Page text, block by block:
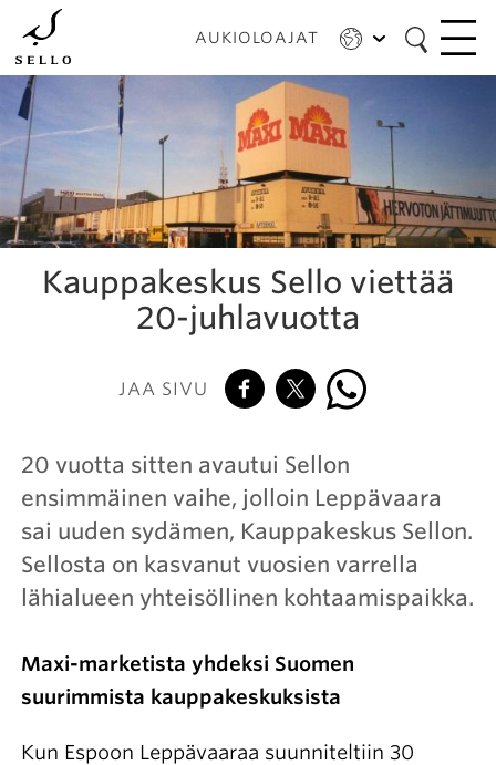
Hyppää
pääsisältöön
AUKIOLOAJAT
Kauppakeskus Sello viettää
20-juhlavuotta
JAA SIVU
20 vuotta sitten avautui Sellon
ensimmäinen vaihe, jolloin Leppävaara
sai uuden sydämen, Kauppakeskus Sellon.
Sellosta on kasvanut vuosien varrella
lähialueen yhteisöllinen kohtaamispaikka.
Maxi-marketista yhdeksi Suomen
suurimmista kauppakeskuksista
Kun Espoon Leppävaaraa suunniteltiin 30